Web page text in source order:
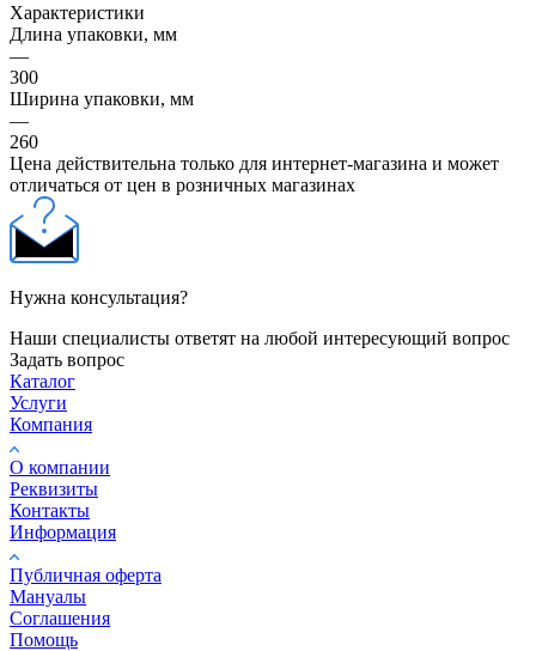
Характеристики
Длина упаковки, мм
—
300
Ширина упаковки, мм
—
260
Цена действительна только для интернет-магазина и может
отличаться от цен в розничных магазинах
Нужна консультация?
Наши специалисты ответят на любой интересующий вопрос
Задать вопрос
Каталог
Услуги
Компания
О компании
Реквизиты
Контакты
Информация
Публичная оферта
Мануалы
Соглашения
Помощь